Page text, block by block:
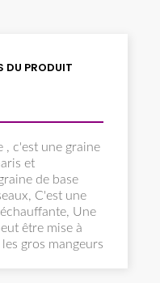
DU PRODUIT
, c'est une graine
et
de base
C'est une
Une
être mise à
gros mangeurs